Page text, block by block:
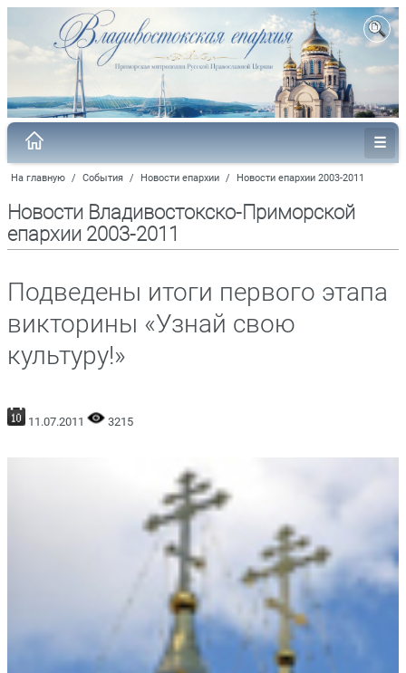
На главную / События / Новости епархии / Новости епархии 2003-2011
Новости Владивостокско-Приморской
епархии 2003-2011
Подведены итоги первого этапа
викторины «Узнай свою
культуру!»
11.07.2011 3215